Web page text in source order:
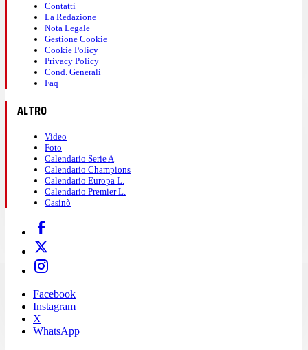
Contatti
La Redazione
Nota Legale
Gestione Cookie
Cookie Policy
Privacy Policy
Cond. Generali
Faq
ALTRO
Video
Foto
Calendario Serie A
Calendario Champions
Calendario Europa L.
Calendario Premier L.
Casinò
Facebook
Instagram
X
WhatsApp